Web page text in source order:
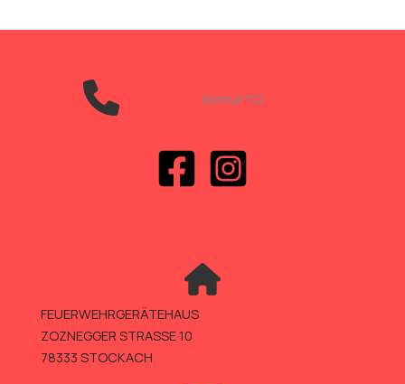
Notruf 112
FEUERWEHRGERÄTEHAUS
ZOZNEGGER STRASSE 10
78333 STOCKACH